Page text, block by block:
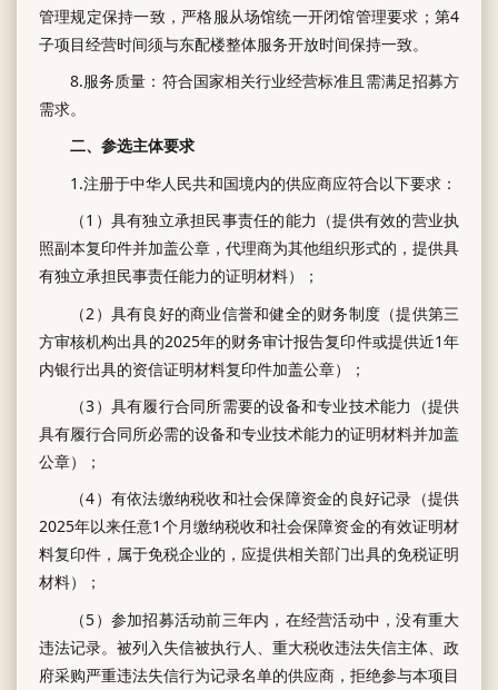
管理规定保持一致，严格服从场馆统一开闭馆管理要求；第4
子项目经营时间须与东配楼整体服务开放时间保持一致。
8.服务质量：符合国家相关行业经营标准且需满足招募方
需求。
二、参选主体要求
1.注册于中华人民共和国境内的供应商应符合以下要求：
（1）具有独立承担民事责任的能力（提供有效的营业执
照副本复印件并加盖公章，代理商为其他组织形式的，提供具
有独立承担民事责任能力的证明材料）；
（2）具有良好的商业信誉和健全的财务制度（提供第三
方审核机构出具的2025年的财务审计报告复印件或提供近1年
内银行出具的资信证明材料复印件加盖公章）；
（3）具有履行合同所需要的设备和专业技术能力（提供
具有履行合同所必需的设备和专业技术能力的证明材料并加盖
公章）；
（4）有依法缴纳税收和社会保障资金的良好记录（提供
2025年以来任意1个月缴纳税收和社会保障资金的有效证明材
料复印件，属于免税企业的，应提供相关部门出具的免税证明
材料）；
（5）参加招募活动前三年内，在经营活动中，没有重大
违法记录。被列入失信被执行人、重大税收违法失信主体、政
府采购严重违法失信行为记录名单的供应商，拒绝参与本项目